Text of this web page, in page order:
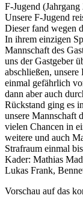
F-Jugend
Unsere F-Jugend
Dieser fand wegen
In ihrem einzigen
Mannschaft des
uns der Gastgeber
abschließen,
einmal gefährlich
dann aber auch
Rückstand ging es
unsere Mannschaft
vielen Chancen in
weitere und auch
Strafraum einmal
Kader: Mathias
Lukas Frank,
Vorschau auf das